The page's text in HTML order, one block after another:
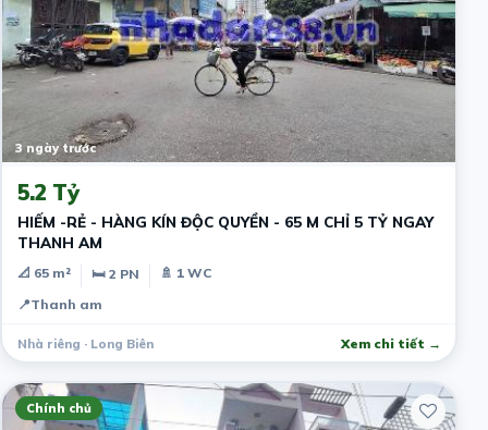
3 ngày trước
5.2 Tỷ
HIẾM -RẺ - HÀNG KÍN ĐỘC QUYỀN - 65 M CHỈ 5 TỶ NGAY
THANH AM
📐 65 m² 🛏 2 PN
🚿 1 WC
📍Thanh am
Nhà riêng · Long Biên Xem chi tiết →
Chính chủ